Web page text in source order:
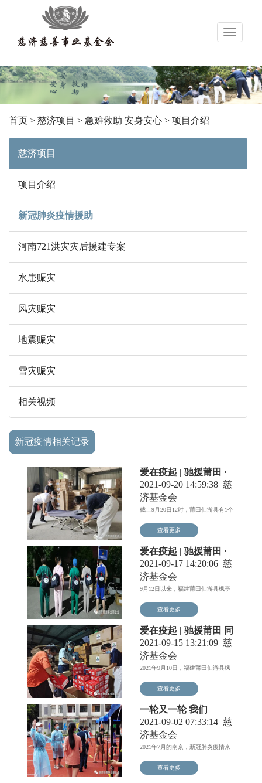
导
首页 > 慈济项目 > 急难救助 安身安心 > 项目介绍
慈济项目
项目介绍
新冠肺炎疫情援助
河南721洪灾灾后援建专案
水患赈灾
风灾赈灾
地震赈灾
雪灾赈灾
相关视频
新冠疫情相关记录
爱在疫起 | 驰援莆田 ·
不忍你“湿衣”再战 席
地而眠
2021-09-20 14:59:38 慈
济基金会
截止9月20日12时，莆田仙游县有1个
查看更多
爱在疫起 | 驰援莆田 ·
我懂您的辛苦
2021-09-17 14:20:06 慈
济基金会
9月12日以来，福建莆田仙游县枫亭
查看更多
爱在疫起 | 驰援莆田 同
心抗疫
2021-09-15 13:21:09 慈
济基金会
2021年9月10日，福建莆田仙游县枫
查看更多
一轮又一轮 我们
在“疫”起
2021-09-02 07:33:14 慈
济基金会
2021年7月的南京，新冠肺炎疫情来
查看更多